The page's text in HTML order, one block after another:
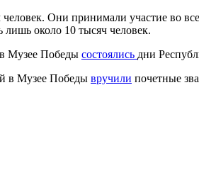
Они принимали участие во
около 10 тысяч человек.
в Музее Победы состоялись дни
в Музее Победы вручили почетные